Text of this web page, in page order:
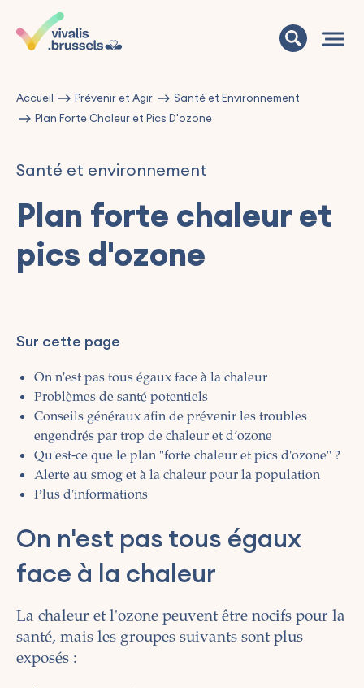
Accueil Prévenir et Agir
Santé et Environnement
Plan Forte Chaleur et Pics D'ozone
Santé et environnement
Plan forte chaleur et
pics d'ozone
Sur cette page
On n'est pas tous égaux face à la chaleur
Problèmes de santé potentiels
Conseils généraux afin de prévenir les troubles
engendrés par trop de chaleur et d’ozone
Qu'est-ce que le plan "forte chaleur et pics d'ozone" ?
Alerte au smog et à la chaleur pour la population
Plus d'informations
On n'est pas tous égaux
face à la chaleur
La chaleur et l'ozone peuvent être nocifs pour la
santé, mais les groupes suivants sont plus
exposés :